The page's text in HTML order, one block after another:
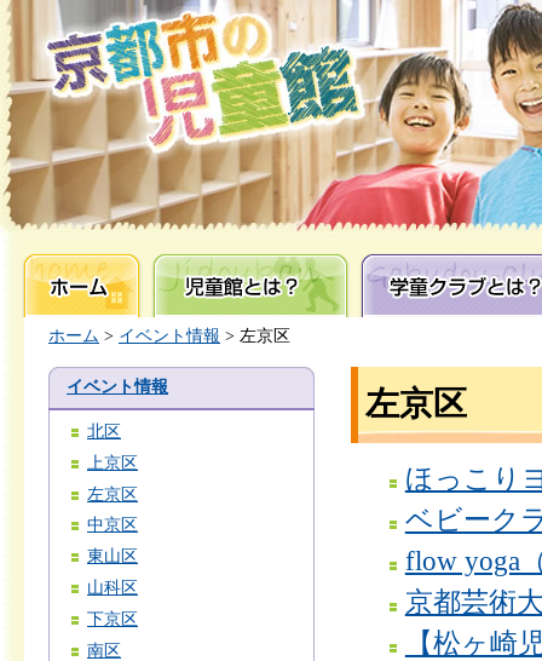
ホーム 児童館とは？ 学童クラブとは？
ホーム > イベント情報 > 左京区
イベント情報
北区
上京区
左京区
中京区
東山区
山科区
下京区
南区
左京区
ほっこり
ベビーク
flow yoga
京都芸術
【松ヶ崎